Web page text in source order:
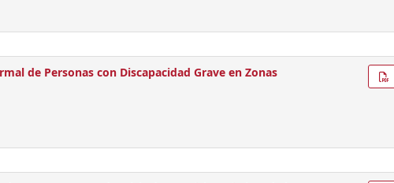
de Personas con Discapacidad Grave en Zonas